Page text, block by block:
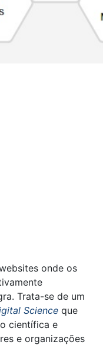
onde os
Trata-se de um
Science que
científica e
e organizações